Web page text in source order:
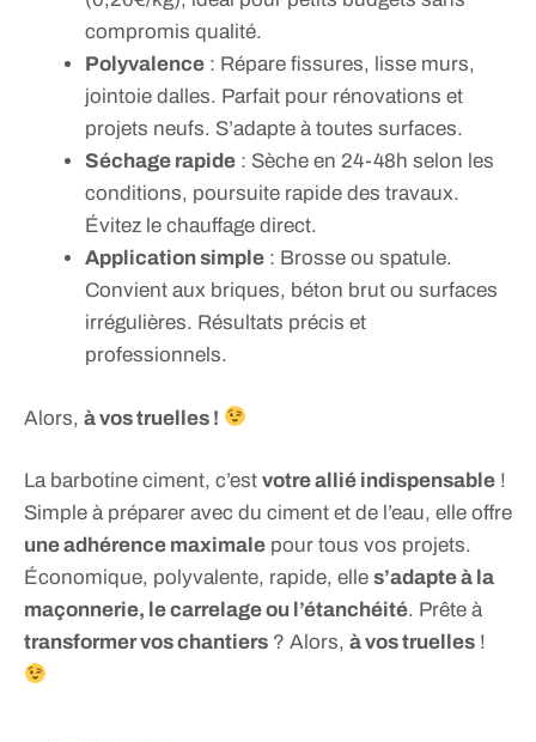
compromis qualité.
Polyvalence : Répare fissures, lisse murs,
jointoie dalles. Parfait pour rénovations et
projets neufs. S’adapte à toutes surfaces.
Séchage rapide : Sèche en 24-48h selon les
conditions, poursuite rapide des travaux.
Évitez le chauffage direct.
Application simple : Brosse ou spatule.
Convient aux briques, béton brut ou surfaces
irrégulières. Résultats précis et
professionnels.
Alors, à vos truelles !
La barbotine ciment, c’est votre allié indispensable !
Simple à préparer avec du ciment et de l’eau, elle offre
une adhérence maximale pour tous vos projets.
Économique, polyvalente, rapide, elle s’adapte à la
maçonnerie, le carrelage ou l’étanchéité. Prête à
transformer vos chantiers ? Alors, à vos truelles !